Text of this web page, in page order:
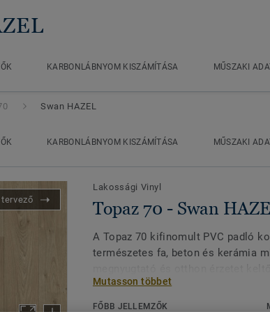
KARBONLÁBNYOM KISZÁMÍTÁSA MŰSZAKI
Swan HAZEL
KARBONLÁBNYOM KISZÁMÍTÁSA MŰSZAKI
Lakossági Vinyl
Topaz 70 - Swan
A Topaz 70 kifinomult PVC padló
természetes fa, beton és kerámia
megteremtéséhez. A Topaz 70 egy
kiváló teljesítményt biztosít az
Mutasson többet
FŐBB JELLEMZŐK